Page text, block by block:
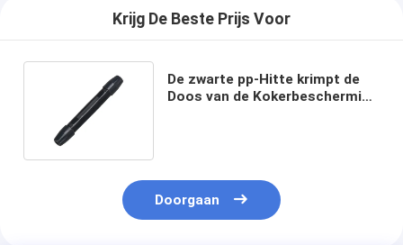
Krijg De Beste Prijs Voor
De zwarte pp-Hitte krimpt de
Doos van de Kokerbescherming
Doorgaan